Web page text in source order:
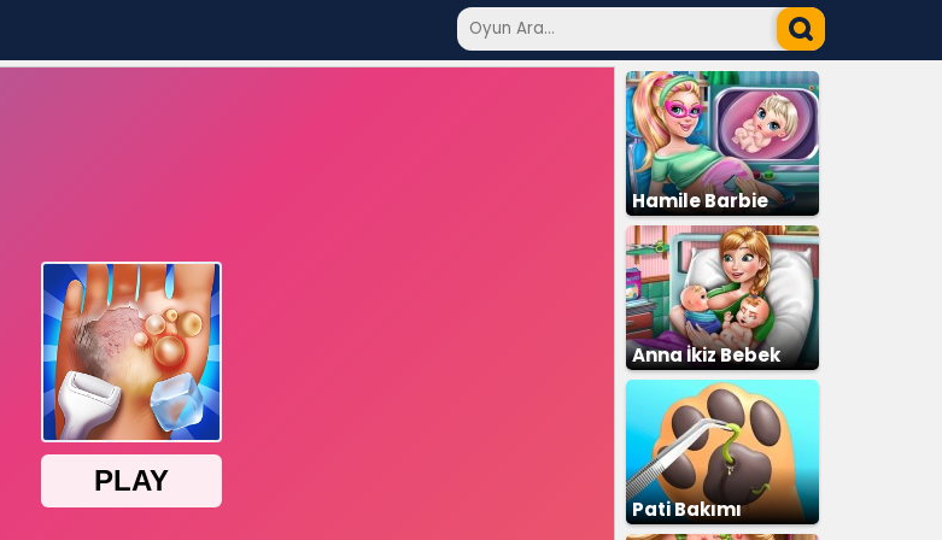
Hamile Barbie
Anna İkiz Bebek
Doğumu
Pati Bakımı